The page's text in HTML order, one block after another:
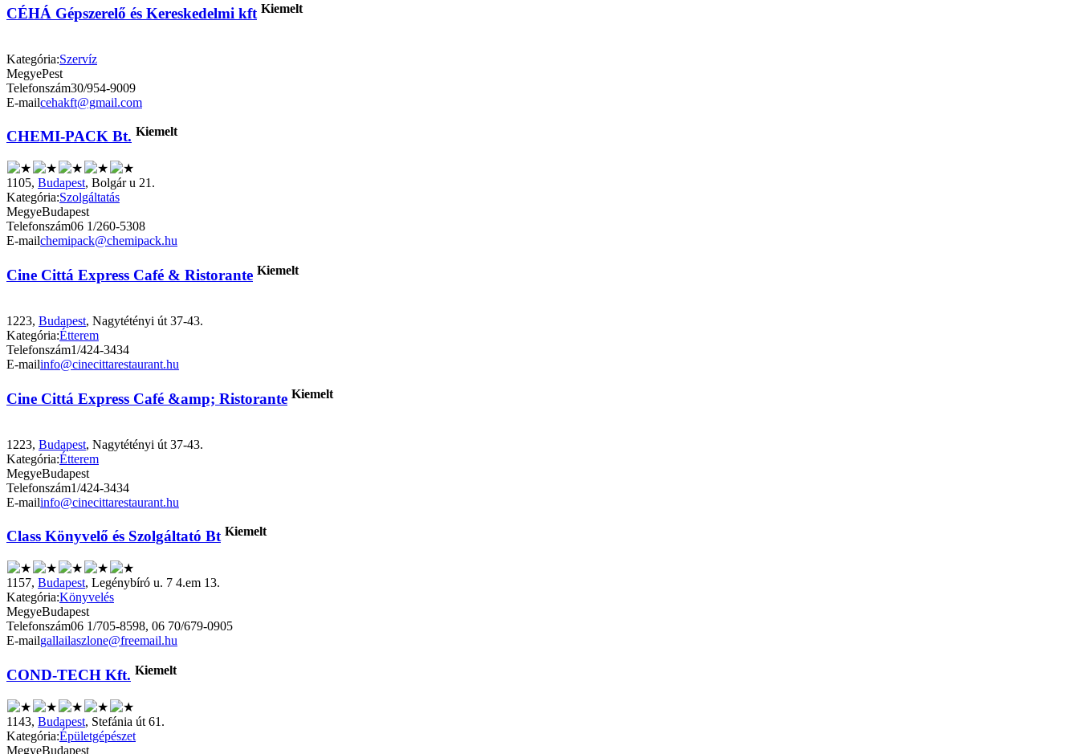
CÉHÁ Gépszerelő és Kereskedelmi kft Kiemelt
Kategória:Szervíz
MegyePest
Telefonszám30/954-9009
E-mailcehakft@gmail.com
CHEMI-PACK Bt. Kiemelt
1105, Budapest, Bolgár u 21.
Kategória:Szolgáltatás
MegyeBudapest
Telefonszám06 1/260-5308
E-mailchemipack@chemipack.hu
Cine Cittá Express Café & Ristorante Kiemelt
1223, Budapest, Nagytétényi út 37-43.
Kategória:Étterem
Telefonszám1/424-3434
E-mailinfo@cinecittarestaurant.hu
Cine Cittá Express Café &amp; Ristorante Kiemelt
1223, Budapest, Nagytétényi út 37-43.
Kategória:Étterem
MegyeBudapest
Telefonszám1/424-3434
E-mailinfo@cinecittarestaurant.hu
Class Könyvelő és Szolgáltató Bt Kiemelt
1157, Budapest, Legénybíró u. 7 4.em 13.
Kategória:Könyvelés
MegyeBudapest
Telefonszám06 1/705-8598, 06 70/679-0905
E-mailgallailaszlone@freemail.hu
COND-TECH Kft. Kiemelt
1143, Budapest, Stefánia út 61.
Kategória:Épületgépészet
MegyeBudapest